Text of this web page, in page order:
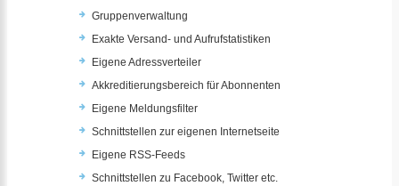
Gruppenverwaltung
Exakte Versand- und Aufrufstatistiken
Eigene Adressverteiler
Akkreditierungsbereich für Abonnenten
Eigene Meldungsfilter
Schnittstellen zur eigenen Internetseite
Eigene RSS-Feeds
Schnittstellen zu Facebook, Twitter etc.